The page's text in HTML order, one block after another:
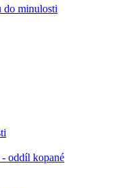
do minulosti
oddíl kopané